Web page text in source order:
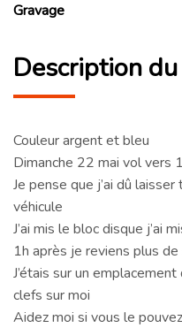
Gravage
Description
Couleur argent et bleu
Dimanche 22 mai vol vers
Je pense que j’ai dû
véhicule
J’ai mis le bloc disque j’ai
1h après je reviens plus
J’étais sur un
clefs sur moi
Aidez moi si vous le